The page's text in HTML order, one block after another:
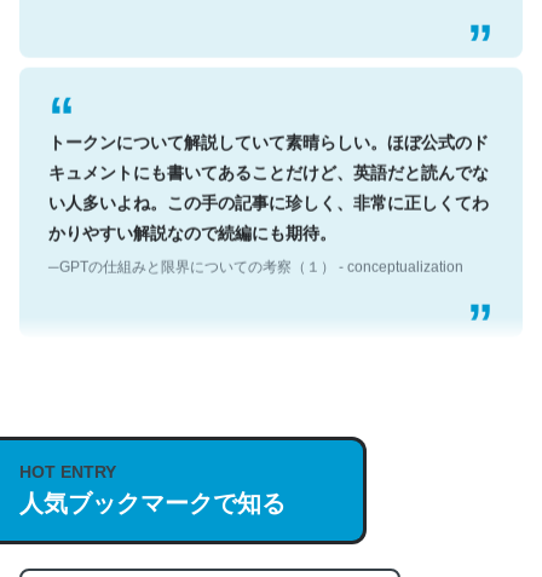
トークンについて解説していて素晴らしい。ほぼ公式のド
キュメントにも書いてあることだけど、英語だと読んでな
い人多いよね。この手の記事に珍しく、非常に正しくてわ
かりやすい解説なので続編にも期待。
─GPTの仕組みと限界についての考察（１） - conceptualization
説してる記事が少ないので貴重な良記事。/続編来た
https://isobe324649.hatenablog.com/entry/2023/03/27
/064121
─GPTの仕組みと限界についての考察（１） - conceptualization
HOT ENTRY
人気ブックマークで知る